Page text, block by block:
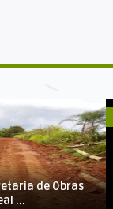
de Obras
...